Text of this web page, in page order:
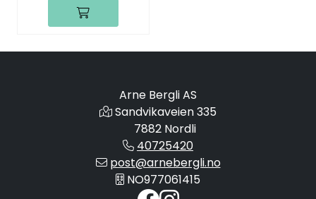
Arne Bergli AS
Sandvikaveien 335
7882 Nordli
40725420
post@arnebergli.no
NO977061415